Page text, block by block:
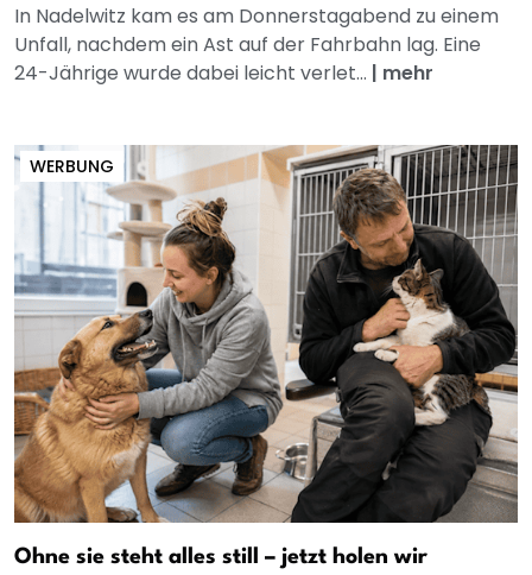
In Nadelwitz kam es am Donnerstagabend zu einem
Unfall, nachdem ein Ast auf der Fahrbahn lag. Eine
24-Jährige wurde dabei leicht verlet... | mehr
WERBUNG
Ohne sie steht alles still – jetzt holen wir